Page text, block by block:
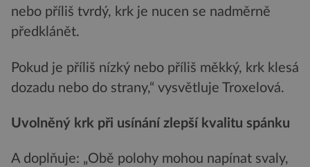
nebo příliš tvrdý, krk je nucen se nadměrně
předklánět.
Pokud je příliš nízký nebo příliš měkký, krk klesá
dozadu nebo do strany,“ vysvětluje Troxelová.
Uvolněný krk při usínání zlepší kvalitu spánku
A doplňuje: „Obě polohy mohou napínat svaly,